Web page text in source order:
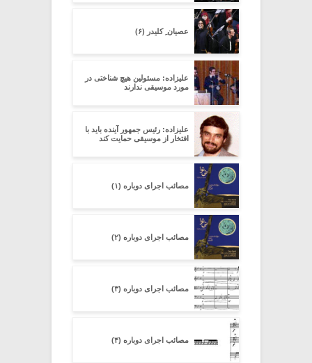
عصیان ِ کلیدر (۶)
علیزاده: مسئولین هیچ شناختی در
مورد موسیقی ندارند
علیزاده: رئیس جمهور آینده باید با
افتخار از موسیقی حمایت کند
مصائب اجرای دوباره (۱)
مصائب اجرای دوباره (۲)
مصائب اجرای دوباره (۳)
مصائب اجرای دوباره (۴)